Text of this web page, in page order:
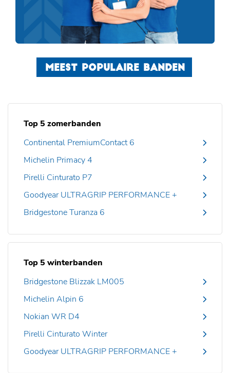
MEEST POPULAIRE BANDEN
Top 5 zomerbanden
Continental PremiumContact 6
Michelin Primacy 4
Pirelli Cinturato P7
Goodyear ULTRAGRIP PERFORMANCE +
Bridgestone Turanza 6
Top 5 winterbanden
Bridgestone Blizzak LM005
Michelin Alpin 6
Nokian WR D4
Pirelli Cinturato Winter
Goodyear ULTRAGRIP PERFORMANCE +